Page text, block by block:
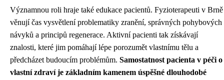
Významnou roli hraje také edukace pacientů. Fyzioterapeuti v Brně
věnují čas vysvětlení problematiky zranění, správných pohybových
návyků a principů regenerace. Aktivní pacienti tak získávají
znalosti, které jim pomáhají lépe porozumět vlastnímu tělu a
předcházet budoucím problémům. Samostatnost pacienta v péči o
vlastní zdraví je základním kamenem úspěšné dlouhodobé